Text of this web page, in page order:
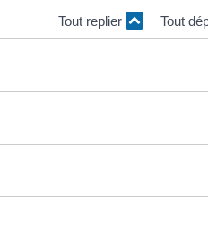
Tout replier Tout